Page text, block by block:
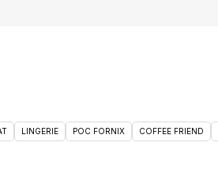
LINGERIE POC FORNIX COFFEE FRIEND